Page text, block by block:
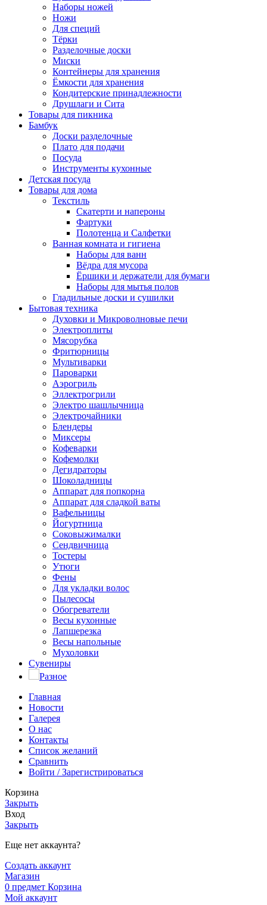
Наборы ножей
Ножи
Для специй
Тёрки
Разделочные доски
Миски
Контейнеры для хранения
Ёмкости для хранения
Кондитерские принадлежности
Друшлаги и Сита
Товары для пикника
Бамбук
Доски разделочные
Плато для подачи
Посуда
Инструменты кухонные
Детская посуда
Товары для дома
Текстиль
Скатерти и напероны
Фартуки
Полотенца и Салфетки
Ванная комната и гигиена
Наборы для ванн
Вёдра для мусора
Ёршики и держатели для бумаги
Наборы для мытья полов
Гладильные доски и сушилки
Бытовая техника
Духовки и Микроволновые печи
Электроплиты
Мясорубка
Фритюрницы
Мультиварки
Пароварки
Аэрогриль
Эллектрогрили
Электро шашлычница
Электрочайники
Блендеры
Миксеры
Кофеварки
Кофемолки
Дегидраторы
Шоколадницы
Аппарат для попкорна
Аппарат для сладкой ваты
Вафельницы
Йогуртница
Соковыжималки
Сендвичница
Тостеры
Утюги
Фены
Для укладки волос
Пылесосы
Обогреватели
Весы кухонные
Лапшерезка
Весы напольные
Мухоловки
Сувениры
Разное
Главная
Новости
Галерея
О нас
Контакты
Список желаний
Сравнить
Войти / Зарегистрироваться
Корзина
Закрыть
Вход
Закрыть
Еще нет аккаунта?
Создать аккаунт
Магазин
0 предмет Корзина
Мой аккаунт